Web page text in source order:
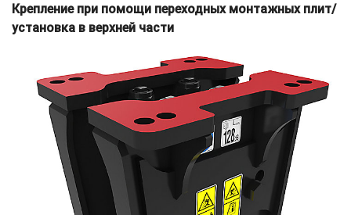
Крепление при помощи переходных монтажных плит/
установка в верхней части